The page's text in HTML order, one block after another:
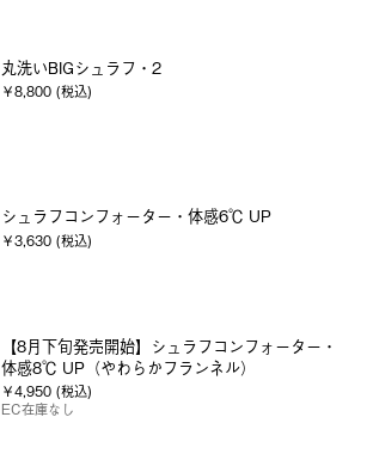
丸洗いBIGシュラフ・2
￥8,800 (税込)
シュラフコンフォーター・体感6℃ UP
￥3,630 (税込)
【8月下旬発売開始】シュラフコンフォーター・
体感8℃ UP（やわらかフランネル）
￥4,950 (税込)
EC在庫なし